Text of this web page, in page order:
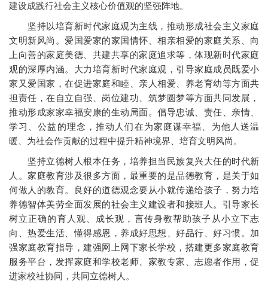
建设成践行社会主义核心价值观的坚强阵地。
坚持以培育新时代家庭观为主线，推动形成社会主义家庭
文明新风尚。爱国爱家的家国情怀、相亲相爱的家庭关系、向
上向善的家庭美德、共建共享的家庭追求等，体现新时代家庭
观的深厚内涵。大力培育新时代家庭观，引导家庭成员既爱小
家又爱国家，在促进家庭和睦、亲人相爱、养老育幼等方面共
担责任，在自立自强、岗位建功、筑梦圆梦等方面共同发展，
推动形成家家幸福安康的生动局面。倡导忠诚、责任、亲情、
学习、公益的理念，推动人们在为家庭谋幸福、为他人送温
暖、为社会作贡献的过程中提升精神境界、培育文明风尚。
坚持立德树人根本任务，培养担当民族复兴大任的时代新
人。家庭教育涉及很多方面，最重要的是品德教育，是关于如
何做人的教育。良好的道德观念要从小就传递给孩子，努力培
养德智体美劳全面发展的社会主义建设者和接班人。引导家长
树立正确的育人观、成长观，言传身教帮助孩子从小立下志
向、热爱生活、懂得感恩，养成好思想、好品行、好习惯。加
强家庭教育指导，建强网上网下家长学校，搭建更多家庭教育
服务平台，发挥家庭和学校老师、家教专家、志愿者作用，促
进家校社协同，共同立德树人。